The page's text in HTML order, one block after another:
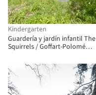
Kindergarten
Guardería y jardín infantil The
Squirrels / Goffart-Polomé